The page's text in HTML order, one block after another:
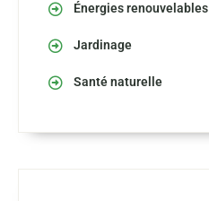
Énergies renouvelables
Jardinage
Santé naturelle